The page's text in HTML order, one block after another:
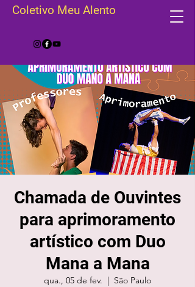
Coletivo Meu Alento
Chamada de Ouvintes
para aprimoramento
artístico com Duo
Mana a Mana
qua., 05 de fev.
  |
São Paulo